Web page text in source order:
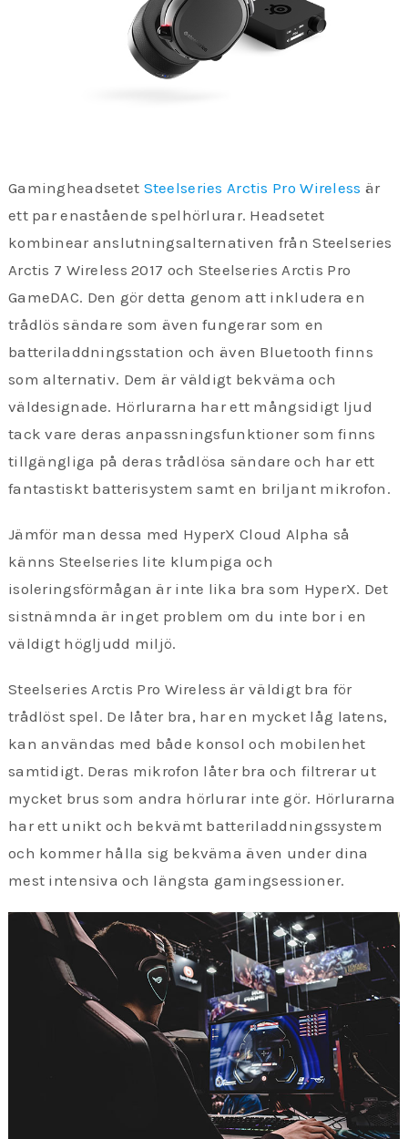
Gamingheadsetet Steelseries Arctis Pro Wireless är
ett par enastående spelhörlurar. Headsetet
kombinear anslutningsalternativen från Steelseries
Arctis 7 Wireless 2017 och Steelseries Arctis Pro
GameDAC. Den gör detta genom att inkludera en
trådlös sändare som även fungerar som en
batteriladdningsstation och även Bluetooth finns
som alternativ. Dem är väldigt bekväma och
väldesignade. Hörlurarna har ett mångsidigt ljud
tack vare deras anpassningsfunktioner som finns
tillgängliga på deras trådlösa sändare och har ett
fantastiskt batterisystem samt en briljant mikrofon.
Jämför man dessa med HyperX Cloud Alpha så
känns Steelseries lite klumpiga och
isoleringsförmågan är inte lika bra som HyperX. Det
sistnämnda är inget problem om du inte bor i en
väldigt högljudd miljö.
Steelseries Arctis Pro Wireless är väldigt bra för
trådlöst spel. De låter bra, har en mycket låg latens,
kan användas med både konsol och mobilenhet
samtidigt. Deras mikrofon låter bra och filtrerar ut
mycket brus som andra hörlurar inte gör. Hörlurarna
har ett unikt och bekvämt batteriladdningssystem
och kommer hålla sig bekväma även under dina
mest intensiva och längsta gamingsessioner.